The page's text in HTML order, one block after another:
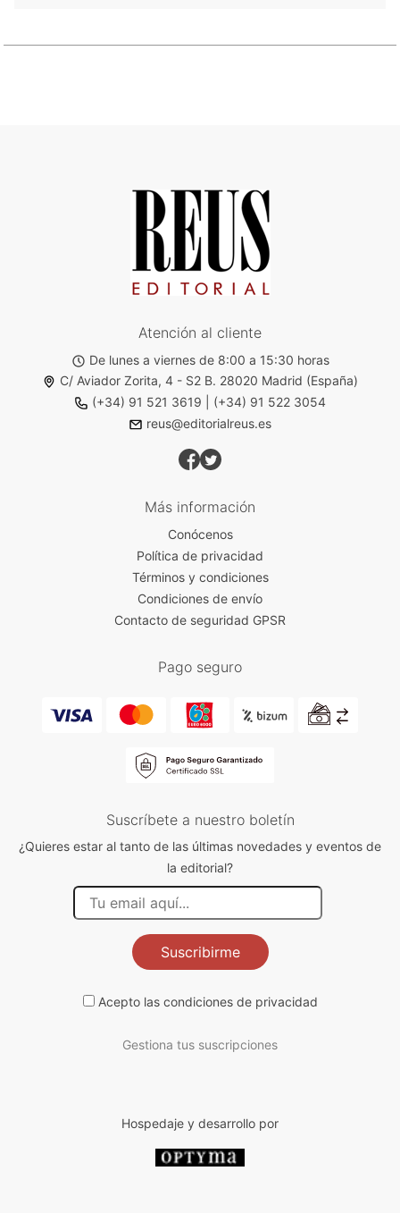
Atención al cliente
De lunes a viernes de 8:00 a 15:30 horas
C/ Aviador Zorita, 4 - S2 B. 28020 Madrid (España)
(+34) 91 521 3619
(+34) 91 522 3054
reus@editorialreus.es
Más información
Conócenos
Política de privacidad
Términos y condiciones
Condiciones de envío
Contacto de seguridad GPSR
Pago seguro
Suscríbete a nuestro boletín
¿Quieres estar al tanto de las últimas novedades y eventos de
la editorial?
Suscribirme
Acepto las condiciones de privacidad
Gestiona tus suscripciones
Hospedaje y desarrollo por